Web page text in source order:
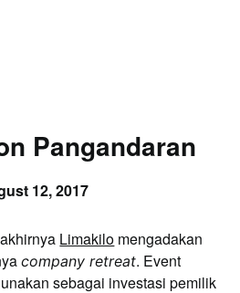
Pangandaran
12, 2017
Limakilo mengadakan
company retreat. Event
sebagai investasi pemilik